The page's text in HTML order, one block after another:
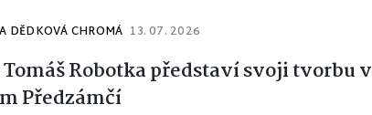
DĚDKOVÁ CHROMÁ 13. 07. 2026
Tomáš Robotka představí svoji tvorbu v
Předzámčí